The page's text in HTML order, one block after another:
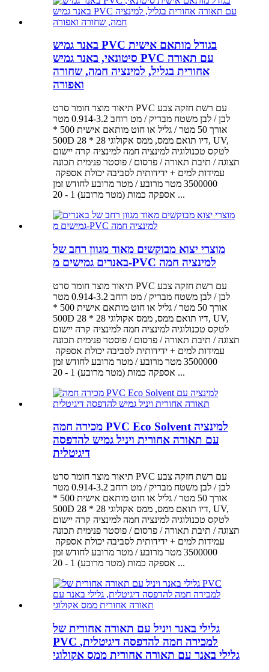
באנר גמיש PVC בגודל מותאם אישית
סיטונאי, באנר גמיש PVC עם תאורה
אחורית בגליל, למינציה חמה, שחורה
ואפורה
תיאור מוצר חומר סרט PVC עם רשת חזקה צבע
לבן / לבן משטח מבריק / מט רוחב 0.914-3.2 מטר
אורך 50 מטר / גליל או חוט מותאם אישית 500 *
500D 28 * 28 דיו תואם ממס, ממס אקולוגי, UV,
לטקס טכנולוגיה למינציה חמה למינציה קרה יישום
תצוגה / תיבת תאורה / פרסום / פוסטר פנימית תכונה
3500000 מטר מרובע / מטר מרובע לחודש זמן
אספקה ​​כמות (מטר מרובע) 1 - 20 ...
מוצרי יצוא מבוקשים מאוד מגוון רחב של
באנרים גמישים מ-PVC למינציה חמה
תיאור מוצר חומר סרט PVC עם רשת חזקה צבע
לבן / לבן משטח מבריק / מט רוחב 0.914-3.2 מטר
אורך 50 מטר / גליל או חוט מותאם אישית 500 *
500D 28 * 28 דיו תואם ממס, ממס אקולוגי, UV,
לטקס טכנולוגיה למינציה חמה למינציה קרה יישום
תצוגה / תיבת תאורה / פרסום / פוסטר פנימית תכונה
3500000 מטר מרובע / מטר מרובע לחודש זמן
אספקה ​​כמות (מטר מרובע) 1 - 20 ...
מכירה חמה PVC Eco Solvent למינציה
עם תאורה אחורית ויניל גמיש להדפסה
דיגיטלית
תיאור מוצר חומר סרט PVC עם רשת חזקה צבע
לבן / לבן משטח מבריק / מט רוחב 0.914-3.2 מטר
אורך 50 מטר / גליל או חוט מותאם אישית 500 *
500D 28 * 28 דיו תואם ממס, ממס אקולוגי, UV,
לטקס טכנולוגיה למינציה חמה למינציה קרה יישום
תצוגה / תיבת תאורה / פרסום / פוסטר פנימית תכונה
3500000 מטר מרובע / מטר מרובע לחודש זמן
אספקה ​​כמות (מטר מרובע) 1 - 20 ...
גלילי באנר ויניל עם תאורה אחורית של
PVC למכירה חמה להדפסה דיגיטלית,
גלילי באנר עם תאורה אחורית ממס אקולוגי